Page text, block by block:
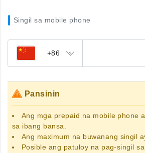
Singil sa mobile phone
+86
Pansinin
Ang mga prepaid na mobile phone
sa ibang bansa.
Ang maximum na buwanang singil
Posible ang patuloy na pag-singil